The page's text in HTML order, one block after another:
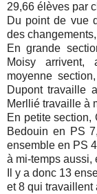
29,66 élèves par
Du point de vue
des
En grande
Moisy arrivent,
moyenne
Dupont travaille
Merllié travaille à
En petite section,
Bedouin en PS
ensemble en PS
à mi-temps aussi,
Il y a donc 13
et 8 qui travaillent